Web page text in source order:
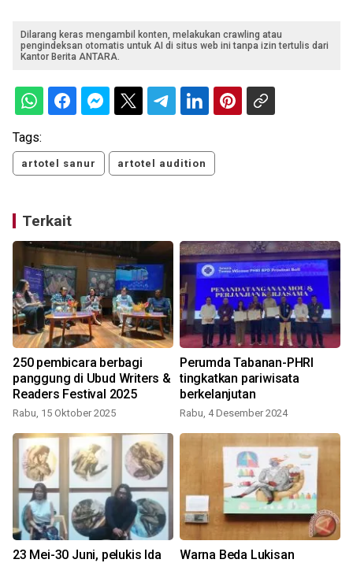
Dilarang keras mengambil konten, melakukan crawling atau
pengindeksan otomatis untuk AI di situs web ini tanpa izin tertulis dari
Kantor Berita ANTARA.
Tags:
artotel sanur artotel audition
Terkait
250 pembicara berbagi
panggung di Ubud Writers &
Readers Festival 2025
Rabu, 15 Oktober 2025
Perumda Tabanan-PHRI
tingkatkan pariwisata
berkelanjutan
Rabu, 4 Desember 2024
23 Mei-30 Juni, pelukis Ida Warna Beda Lukisan